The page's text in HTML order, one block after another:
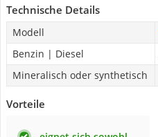
Technische Details
Modell
Benzin | Diesel
Mineralisch oder synthetisch
Vorteile